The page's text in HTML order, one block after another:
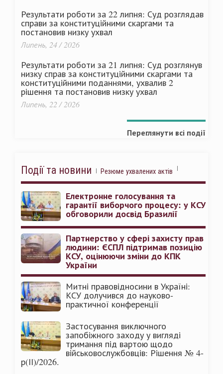
Результати роботи за 22 липня: Суд розглядав
справи за конституційними скаргами та
постановив низку ухвал
Липень, 24 / 2026
Результати роботи за 21 липня: Суд розглянув
низку справ за конституційними скаргами та
конституційними поданнями, ухвалив 2
рішення та постановив низку ухвал
Липень, 22 / 2026
Переглянути всі події
Події та новини Резюме ухвалених актів
Електронне голосування та
гарантії виборчого процесу: у КСУ
обговорили досвід Бразилії
Партнерство у сфері захисту прав
людини: ЄСПЛ підтримав позицію
КСУ, оцінюючи зміни до КПК
України
Митні правовідносини в Україні:
КСУ долучився до науково-
практичної конференції
Застосування виключного
запобіжного заходу у вигляді
тримання під вартою щодо
військовослужбовців: Рішення № 4-
р(ІІ)/2026.